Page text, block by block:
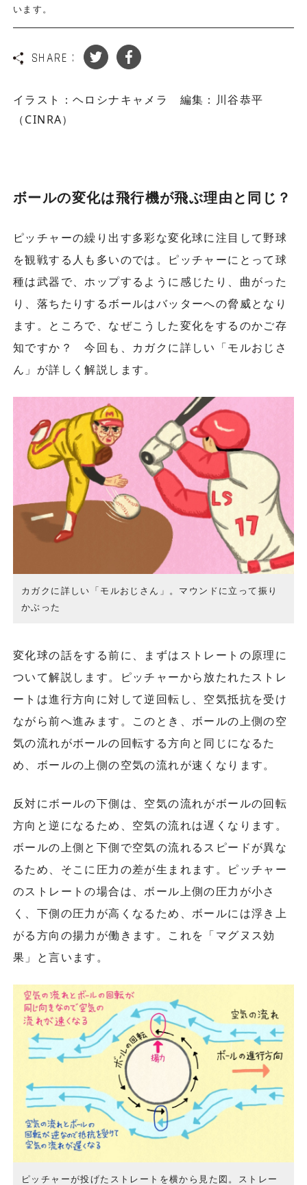
います。
SHARE :
イラスト：ヘロシナキャメラ 編集：川谷恭平
（CINRA）
ボールの変化は飛行機が飛ぶ理由と同じ？
ピッチャーの繰り出す多彩な変化球に注目して野球
を観戦する人も多いのでは。ピッチャーにとって球
種は武器で、ホップするように感じたり、曲がった
り、落ちたりするボールはバッターへの脅威となり
ます。ところで、なぜこうした変化をするのかご存
知ですか？ 今回も、カガクに詳しい「モルおじさ
ん」が詳しく解説します。
カガクに詳しい「モルおじさん」。マウンドに立って振り
かぶった
変化球の話をする前に、まずはストレートの原理に
ついて解説します。ピッチャーから放たれたストレ
ートは進行方向に対して逆回転し、空気抵抗を受け
ながら前へ進みます。このとき、ボールの上側の空
気の流れがボールの回転する方向と同じになるた
め、ボールの上側の空気の流れが速くなります。
反対にボールの下側は、空気の流れがボールの回転
方向と逆になるため、空気の流れは遅くなります。
ボールの上側と下側で空気の流れるスピードが異な
るため、そこに圧力の差が生まれます。ピッチャー
のストレートの場合は、ボール上側の圧力が小さ
く、下側の圧力が高くなるため、ボールには浮き上
がる方向の揚力が働きます。これを「マグヌス効
果」と言います。
ピッチャーが投げたストレートを横から見た図。ストレー